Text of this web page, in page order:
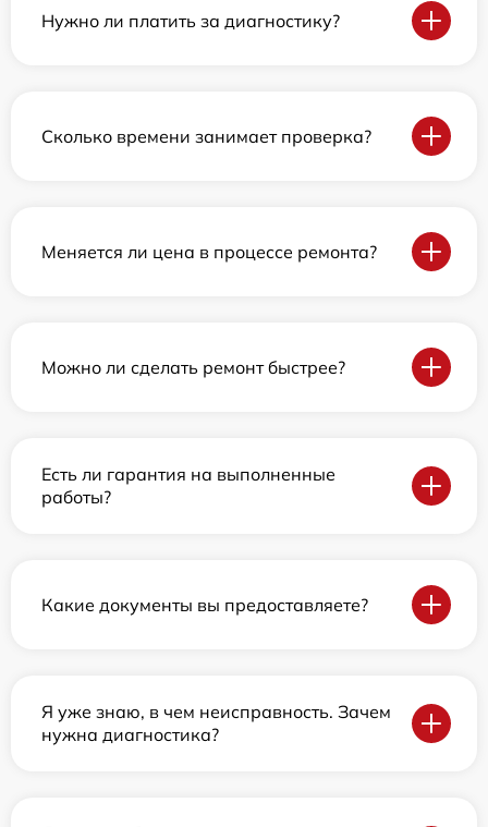
Нужно ли платить за диагностику?
Сколько времени занимает проверка?
Меняется ли цена в процессе ремонта?
Можно ли сделать ремонт быстрее?
Есть ли гарантия на выполненные
работы?
Какие документы вы предоставляете?
Я уже знаю, в чем неисправность. Зачем
нужна диагностика?